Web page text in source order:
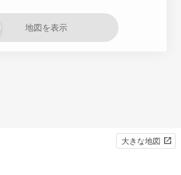
地図を表示
大きな地図